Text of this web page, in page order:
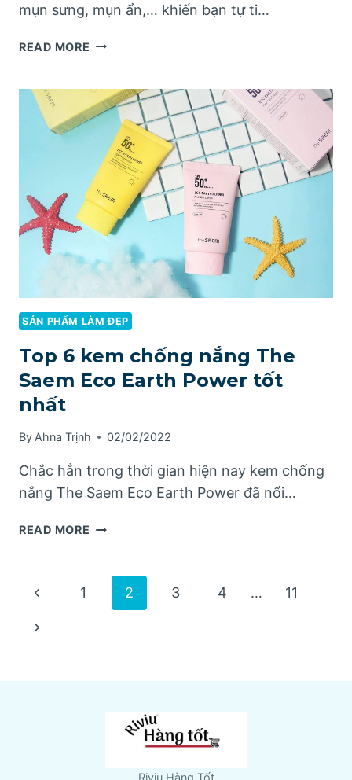
mụn sưng, mụn ẩn,… khiến bạn tự ti…
READ MORE ĐÁNH
GEL
TRỊ
MỤN
MEGADUO
CÓ
THỰC
SỰ
TỐT
KHÔNG?
SẢN PHẨM LÀM ĐẸP
Top 6 kem chống nắng The
Saem Eco Earth Power tốt
nhất
By Ahna Trịnh 02/02/2022
Chắc hẳn trong thời gian hiện nay kem chống
nắng The Saem Eco Earth Power đã nổi…
READ MORE TOP
CHỐNG
NẮNG
Page
navigation
Previous
Page
1 2 3 4 … 11
Next
Riviu Hàng Tốt